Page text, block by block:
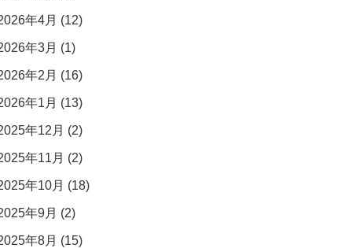
年4月 (12)
年3月 (1)
年2月 (16)
年1月 (13)
年12月 (2)
年11月 (2)
年10月 (18)
年9月 (2)
年8月 (15)